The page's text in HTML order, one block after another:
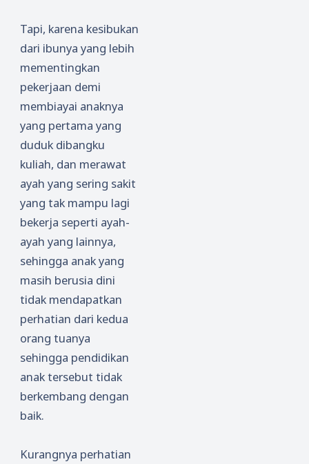
Tapi, karena kesibukan
dari ibunya yang lebih
mementingkan
pekerjaan demi
membiayai anaknya
yang pertama yang
duduk dibangku
kuliah, dan merawat
ayah yang sering sakit
yang tak mampu lagi
bekerja seperti ayah-
ayah yang lainnya,
sehingga anak yang
masih berusia dini
tidak mendapatkan
perhatian dari kedua
orang tuanya
sehingga pendidikan
anak tersebut tidak
berkembang dengan
baik.
Kurangnya perhatian